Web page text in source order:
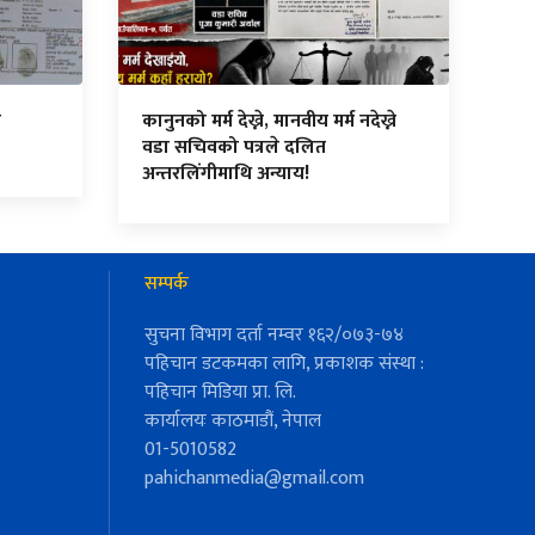
कानुनको मर्म देख्ने, मानवीय मर्म नदेख्ने
वडा सचिवको पत्रले दलित
अन्तरलिंगीमाथि अन्याय!
सम्पर्क
सुचना विभाग दर्ता नम्वर १६२/०७३-७४
पहिचान डटकमका लागि, प्रकाशक संस्था :
पहिचान मिडिया प्रा. लि.
कार्यालयः काठमाडौं, नेपाल
01-5010582
pahichanmedia@gmail.com